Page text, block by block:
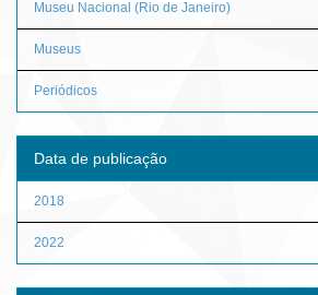
Museu Nacional (Rio de Janeiro)
Museus
Periódicos
Data de publicação
2018
2022